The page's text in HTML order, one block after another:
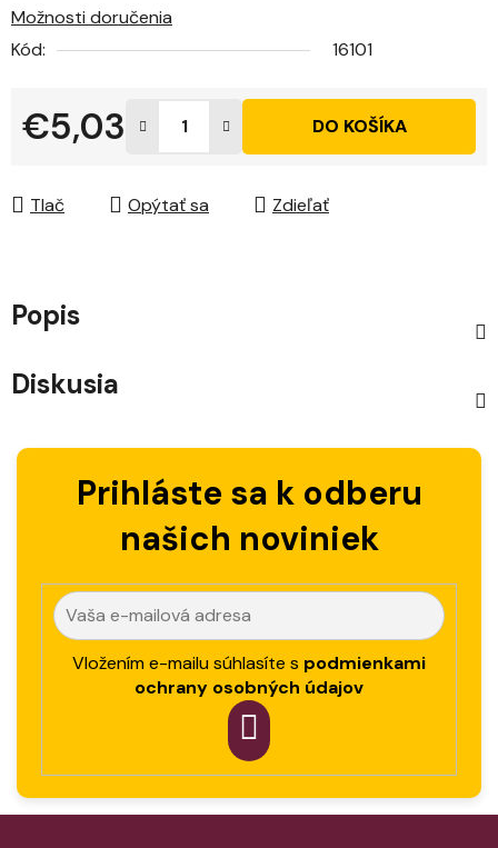
Možnosti doručenia
Kód:
16101
€5,03 DO KOŠÍKA
Tlač Opýtať sa Zdieľať
Popis
Diskusia
Prihláste sa k odberu
našich noviniek
Vložením e-mailu súhlasíte s podmienkami
ochrany osobných údajov
PRIHLÁSIT
SA